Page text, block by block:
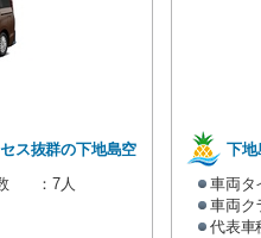
ス抜群の下地島空
込プラン [ミニ
：7人
下地
港店
ラン [ミ
車両タ
車両ク
代表車